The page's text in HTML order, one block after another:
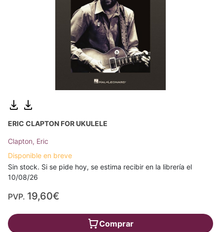
ERIC CLAPTON FOR UKULELE
Clapton, Eric
Disponible en breve
Sin stock. Si se pide hoy, se estima recibir en la librería el
10/08/26
PVP. 19,60€
Comprar